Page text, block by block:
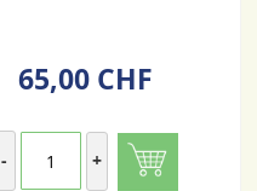
65,00 CHF
- +